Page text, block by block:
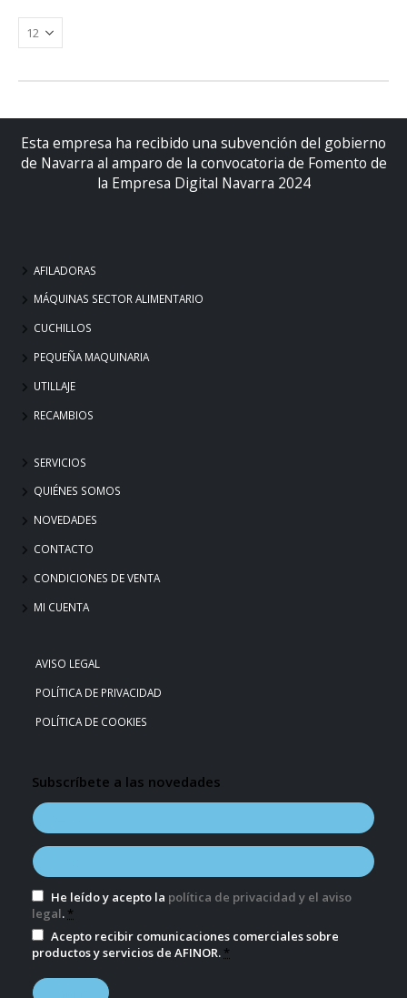
Esta empresa ha recibido una subvención del gobierno
de Navarra al amparo de la convocatoria de Fomento de
la Empresa Digital Navarra 2024
AFILADORAS
MÁQUINAS SECTOR ALIMENTARIO
CUCHILLOS
PEQUEÑA MAQUINARIA
UTILLAJE
RECAMBIOS
SERVICIOS
QUIÉNES SOMOS
NOVEDADES
CONTACTO
CONDICIONES DE VENTA
MI CUENTA
AVISO LEGAL
POLÍTICA DE PRIVACIDAD
POLÍTICA DE COOKIES
Subscríbete a las novedades
He leído y acepto la política de privacidad y el aviso
legal. *
Acepto recibir comunicaciones comerciales sobre
productos y servicios de AFINOR. *